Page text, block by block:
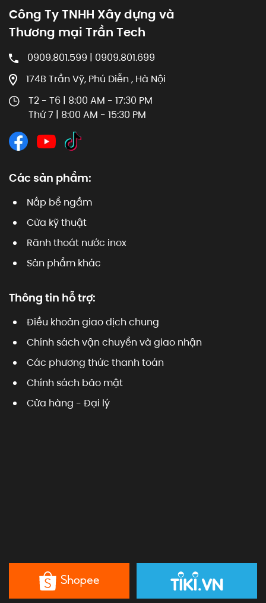
Công Ty TNHH Xây dựng và
Thương mại Trần Tech
0909.801.599 | 0909.801.699
174B Trần Vỹ, Phú Diễn , Hà Nội
T2 - T6 | 8:00 AM - 17:30 PM
Thứ 7 | 8:00 AM - 15:30 PM
Các sản phẩm:
Nắp bể ngầm
Cửa kỹ thuật
Rãnh thoát nước inox
Sản phẩm khác
Thông tin hỗ trợ:
Điều khoản giao dịch chung
Chính sách vận chuyển và giao nhận
Các phương thức thanh toán
Chính sách bảo mật
Cửa hàng - Đại lý